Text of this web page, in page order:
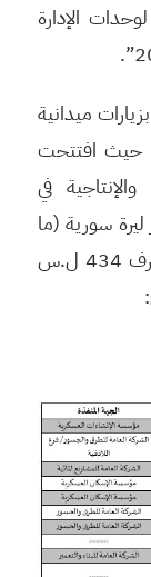
لوحدات الإدارة
ميدانية
حيث افتتحت
في
تتجاوز قيمتها 24 مليار ليرة سورية (ما
يزيد عن 55 مليون $، باحتساب سعر صرف 434 ل.س